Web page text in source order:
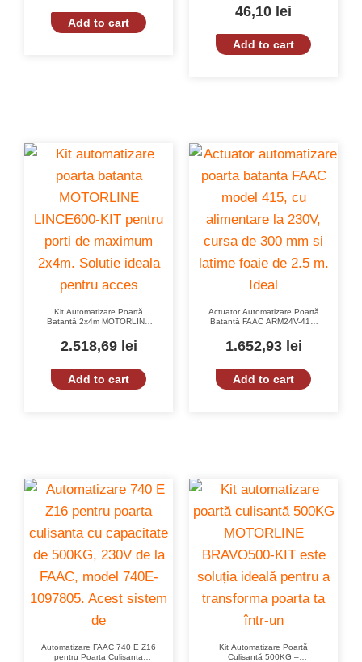
Add to cart
46,10 lei
Add to cart
Kit Automatizare Poartă
Batantă 2x4m MOTORLINE
2.518,69 lei
Add to cart
Actuator Automatizare Poartă
Batantă FAAC ARM24V-415-
1.652,93 lei
Add to cart
Automatizare FAAC 740 E Z16
pentru Poarta Culisanta
Kit Automatizare Poartă
Culisantă 500KG –